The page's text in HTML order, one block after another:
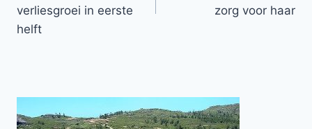
verliesgroei in eerste
helft
zorg voor haar